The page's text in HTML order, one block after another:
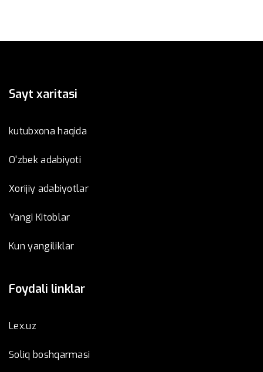
Sayt xaritasi
kutubxona haqida
O'zbek adabiyoti
Xorijiy adabiyotlar
Yangi Kitoblar
Kun yangiliklar
Foydali linklar
Lex.uz
Soliq boshqarmasi